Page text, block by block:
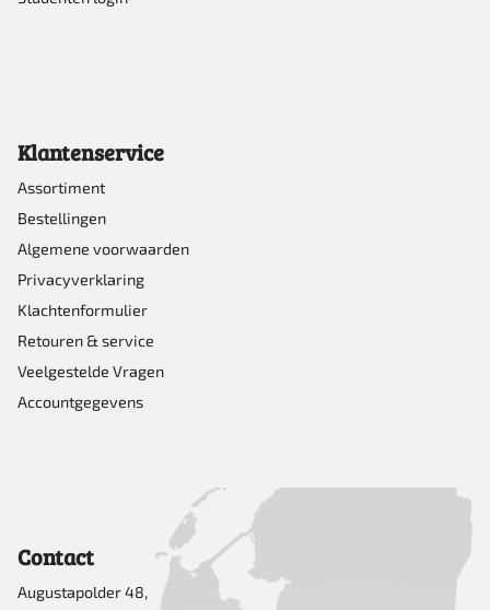
Klantenservice
Assortiment
Bestellingen
Algemene voorwaarden
Privacyverklaring
Klachtenformulier
Retouren & service
Veelgestelde Vragen
Accountgegevens
Contact
Augustapolder 48,